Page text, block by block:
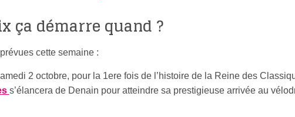
ça démarre quand ?
cette semaine :
2 octobre, pour la 1ere fois de l’histoire de la Reine des
s’élancera de Denain pour atteindre sa prestigieuse arrivée au